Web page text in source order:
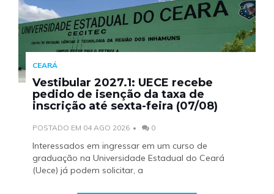
CEARÁ
Vestibular 2027.1: UECE recebe
pedido de isenção da taxa de
inscrição até sexta-feira (07/08)
POSTADO EM 04 AGO 2026 0
Interessados em ingressar em um curso de
graduação na Universidade Estadual do Ceará
(Uece) já podem solicitar, a